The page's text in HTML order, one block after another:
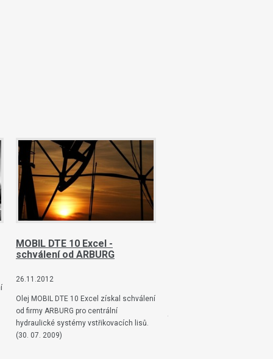
MOBIL DTE 10 Excel -
schválení od ARBURG
26.11.2012
Olej MOBIL DTE 10 Excel získal schválení
od firmy ARBURG pro centrální
hydraulické systémy vstřikovacích lisů.
(30. 07. 2009)